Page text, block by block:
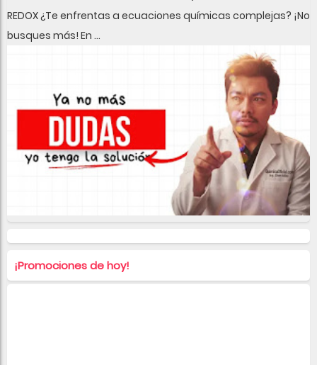
REDOX ¿Te enfrentas a ecuaciones químicas complejas? ¡No
busques más! En ...
¡Promociones de hoy!